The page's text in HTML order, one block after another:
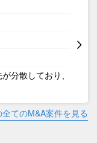
分散しており、
てのM&A案件を見る